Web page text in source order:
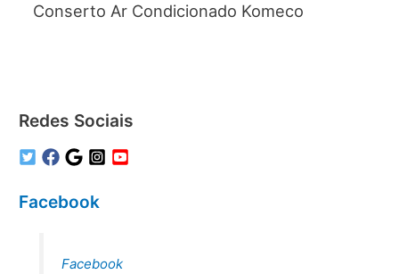
Conserto Ar Condicionado Komeco
Redes Sociais
Facebook
Facebook